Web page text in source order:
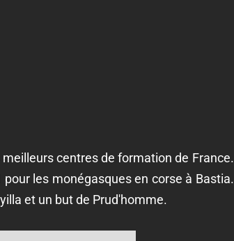
centres de formation de France.
les monégasques en corse à Bastia.
et un but de Prud'homme.